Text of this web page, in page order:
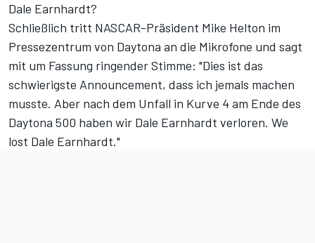
Dale Earnhardt?
Schließlich tritt NASCAR-Präsident Mike Helton im
Pressezentrum von Daytona an die Mikrofone und sagt
mit um Fassung ringender Stimme: "Dies ist das
schwierigste Announcement, dass ich jemals machen
musste. Aber nach dem Unfall in Kurve 4 am Ende des
Daytona 500 haben wir Dale Earnhardt verloren. We
lost Dale Earnhardt."